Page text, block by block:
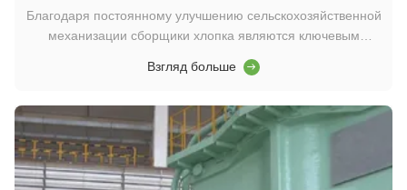
гидравлической системы хлопкоуборочных машин
Благодаря постоянному улучшению сельскохозяйственной
механизации сборщики хлопка являются ключевым
производительность и надежность напрямую влияют на
подробно рассмотрены инновационные решения
применения в сери...
Взгляд больше